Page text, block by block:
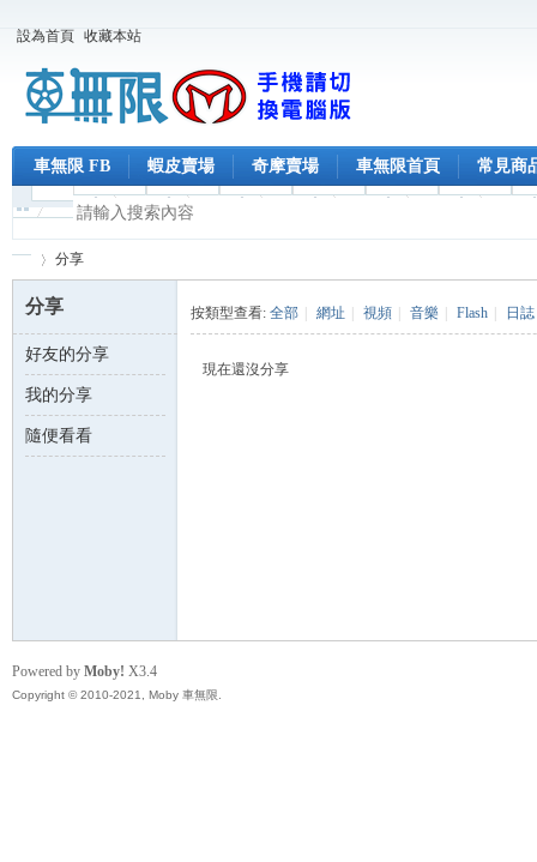
設為首頁 收藏本站
車無限 FB 蝦皮賣場 奇摩賣場 車無限首頁 常見商
車 ›
分享
分享
好友的分享
我的分享
隨便看看
按類型查看: 全部 網址 視頻 音樂 Flash 日誌
現在還沒分享
Powered by Moby! X3.4
Copyright © 2010-2021, Moby 車無限.